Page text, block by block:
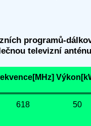
programů-
televizní
618 50